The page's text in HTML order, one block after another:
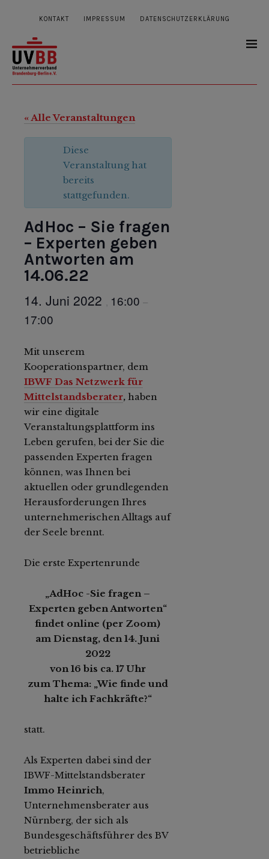
KONTAKT IMPRESSUM DATENSCHUTZERKLÄRUNG
« Alle Veranstaltungen
Diese
Veranstaltung hat
bereits
stattgefunden.
AdHoc – Sie fragen
– Experten geben
Antworten am
14.06.22
14. Juni 2022 , 16:00 –
17:00
Mit unserem
Kooperationspartner, dem
IBWF Das Netzwerk für
Mittelstandsberater, haben
wir eine digitale
Veranstaltungsplattform ins
Leben gerufen, bei der Sie die
passenden Experten fragen
können, was Ihnen bei
aktuellen oder grundlegenden
Herausforderungen Ihres
unternehmerischen Alltags auf
der Seele brennt.
Die erste Expertenrunde
„AdHoc -Sie fragen –
Experten geben Antworten“
findet online (per Zoom)
am Dienstag, den 14. Juni
2022
von 16 bis ca. 17 Uhr
zum Thema: „Wie finde und
halte ich Fachkräfte?“
statt.
Als Experten dabei sind der
IBWF-Mittelstandsberater
Immo Heinrich,
Unternehmensberater aus
Nürnberg, der sich als
Bundesgeschäftsführer des BV
betriebliche